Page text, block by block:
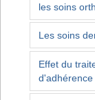
les soins
Les soins
Effet du